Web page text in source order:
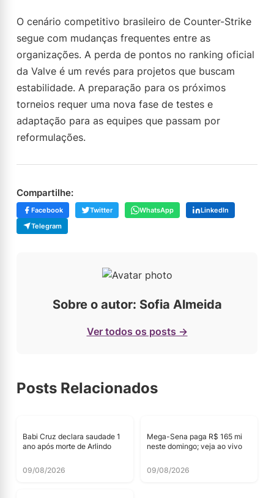
O cenário competitivo brasileiro de Counter-Strike
segue com mudanças frequentes entre as
organizações. A perda de pontos no ranking oficial
da Valve é um revés para projetos que buscam
estabilidade. A preparação para os próximos
torneios requer uma nova fase de testes e
adaptação para as equipes que passam por
reformulações.
Compartilhe:
Facebook Twitter WhatsApp
LinkedIn
Telegram
Sobre o autor: Sofia Almeida
Ver todos os posts →
Posts Relacionados
Babi Cruz declara saudade 1
ano após morte de Arlindo
09/08/2026
Mega-Sena paga R$ 165 mi
neste domingo; veja ao vivo
09/08/2026